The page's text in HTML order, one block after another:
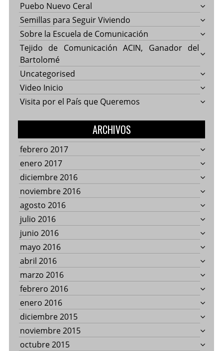
Puebo Nuevo Ceral
Semillas para Seguir Viviendo
Sobre la Escuela de Comunicación
Tejido de Comunicación ACIN, Ganador del
Bartolomé
Uncategorised
Video Inicio
Visita por el País que Queremos
ARCHIVOS
febrero 2017
enero 2017
diciembre 2016
noviembre 2016
agosto 2016
julio 2016
junio 2016
mayo 2016
abril 2016
marzo 2016
febrero 2016
enero 2016
diciembre 2015
noviembre 2015
octubre 2015